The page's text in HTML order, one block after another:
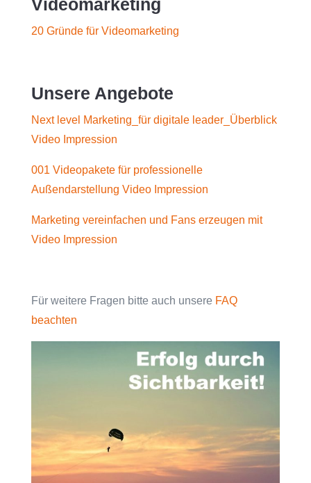
Videomarketing
20 Gründe für Videomarketing
Unsere Angebote
Next level Marketing_für digitale leader_Überblick
Video Impression
001 Videopakete für professionelle
Außendarstellung Video Impression
Marketing vereinfachen und Fans erzeugen mit
Video Impression
Für weitere Fragen bitte auch unsere FAQ
beachten